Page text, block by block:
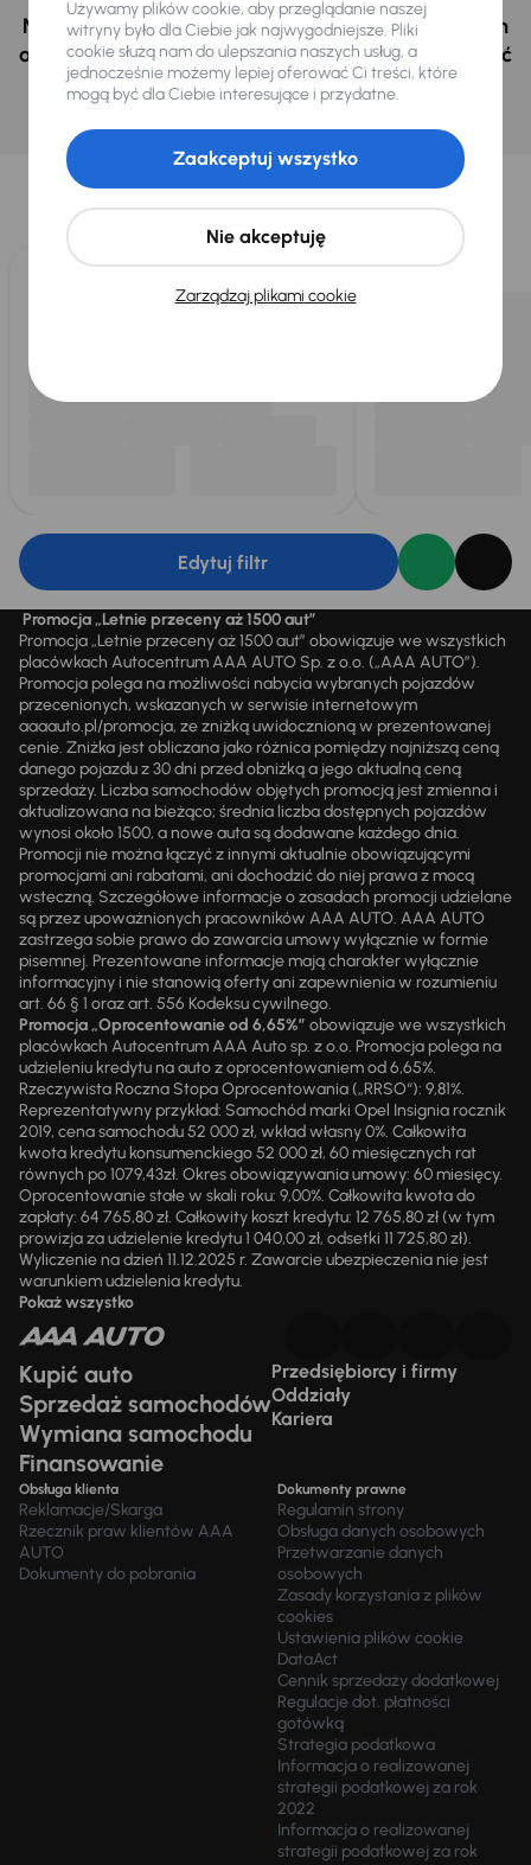
Nie wybrałeś auto z oferty? Nie szkodzi, w naszych
oddziałach w Czechach i na Słowacji możemy mieć
podobne samochody, których szukasz.
Znajdź podobny samochód
Wybraliśmy dla Ciebie
Wybieramy dla Ciebienajlepsze pojazdyz naszej oferty. Kupimy
do 400 pojazdówkażdego dnia.
Edytuj filtr
Promocja „Letnie przeceny aż 1500 aut”
Promocja „Letnie przeceny aż 1500 aut” obowiązuje we wszystkich
placówkach Autocentrum AAA AUTO Sp. z o.o. („AAA AUTO”).
Promocja polega na możliwości nabycia wybranych pojazdów
przecenionych, wskazanych w serwisie internetowym
aaaauto.pl/promocja, ze zniżką uwidocznioną w prezentowanej
cenie. Zniżka jest obliczana jako różnica pomiędzy najniższą ceną
danego pojazdu z 30 dni przed obniżką a jego aktualną ceną
sprzedaży. Liczba samochodów objętych promocją jest zmienna i
aktualizowana na bieżąco; średnia liczba dostępnych pojazdów
wynosi około 1500, a nowe auta są dodawane każdego dnia.
Promocji nie można łączyć z innymi aktualnie obowiązującymi
promocjami ani rabatami, ani dochodzić do niej prawa z mocą
wsteczną. Szczegółowe informacje o zasadach promocji udzielane
są przez upoważnionych pracowników AAA AUTO. AAA AUTO
zastrzega sobie prawo do zawarcia umowy wyłącznie w formie
pisemnej. Prezentowane informacje mają charakter wyłącznie
informacyjny i nie stanowią oferty ani zapewnienia w rozumieniu
art. 66 § 1 oraz art. 556 Kodeksu cywilnego.
Promocja „Oprocentowanie od 6,65%” obowiązuje we wszystkich
placówkach Autocentrum AAA Auto sp. z o.o. Promocja polega na
udzieleniu kredytu na auto z oprocentowaniem od 6,65%.
Rzeczywista Roczna Stopa Oprocentowania („RRSO“): 9,81%.
Reprezentatywny przykład: Samochód marki Opel Insignia rocznik
2019, cena samochodu 52 000 zł, wkład własny 0%. Całkowita
kwota kredytu konsumenckiego 52 000 zł, 60 miesięcznych rat
równych po 1079,43zł. Okres obowiązywania umowy: 60 miesięcy.
Oprocentowanie stałe w skali roku: 9,00%. Całkowita kwota do
zapłaty: 64 765,80 zł. Całkowity koszt kredytu: 12 765,80 zł (w tym
prowizja za udzielenie kredytu 1 040,00 zł, odsetki 11 725,80 zł).
Wyliczenie na dzień 11.12.2025 r. Zawarcie ubezpieczenia nie jest
warunkiem udzielenia kredytu.
Pokaż wszystko
Kupić auto
Sprzedaż samochodów
Wymiana samochodu
Finansowanie
Przedsiębiorcy i firmy
Oddziały
Kariera
Obsługa klienta
Reklamacje/Skarga
Rzecznik praw klientów AAA
AUTO
Dokumenty do pobrania
Dokumenty prawne
Regulamin strony
Obsługa danych osobowych
Przetwarzanie danych
osobowych
Zasady korzystania z plików
cookies
Ustawienia plików cookie
DataAct
Cennik sprzedaży dodatkowej
Regulacje dot. płatności
gotówką
Strategia podatkowa
Informacja o realizowanej
strategii podatkowej za rok
2022
Informacja o realizowanej
strategii podatkowej za rok
Używamy plików cookie, aby przeglądanie naszej
witryny było dla Ciebie jak najwygodniejsze. Pliki
cookie służą nam do ulepszania naszych usług, a
jednocześnie możemy lepiej oferować Ci treści, które
mogą być dla Ciebie interesujące i przydatne.
Zarządzaj plikami cookie
Nie akceptuję
Zaakceptuj wszystko